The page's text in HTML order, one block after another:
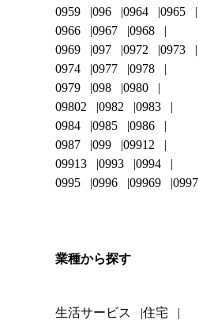
0959
096 0964
0965
0966
0967
0968
0969
097 0972
0973
0974
0977
0978
0979
098
0980
09802
0982
0983
0984
0985
0986
0987
099
09912
09913
0993
0994
0995
0996 09969 0997
業種から探す
生活サービス 住宅